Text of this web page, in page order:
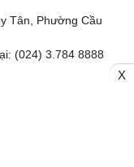
Tân, Phường Cầu
(024) 3.784 8888
X